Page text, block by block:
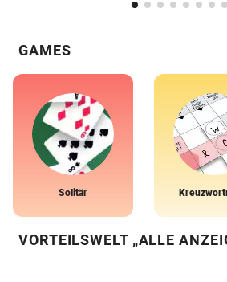
GAMES
Solitär
VORTEILSWELT „ALLE